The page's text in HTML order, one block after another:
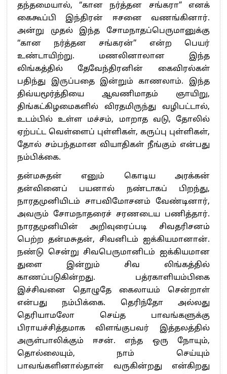
தந்தமையால், “கான நர்த்தன சங்கரா” எனக்
கைகூப்பி இந்திரன் ஈசனை வணங்கினார்.
அன்று முதல் இந்த சோமநாதப்பெருமானுக்கு
‘‘கான நர்த்தன சங்கரன்’’ என்ற பெயர்
உண்டாயிற்று. மணலினாலான இந்த
லிங்கத்தில் தேவேந்திரனின் கைவிரல்கள்
பதிந்து இருப்பதை இன்றும் காணலாம். இந்த
திவ்யமூர்த்தியை ஆவணிமாதம் ஞாயிறு,
திங்கட்கிழமைகளில் விரதமிருந்து வழிபட்டால்,
உடம்பில் உள்ள மச்சம், மாறாத வடு, தோலில்
ஏற்பட்ட வெள்ளைப் புள்ளிகள், கருப்பு புள்ளிகள்,
தோல் சம்பந்தமான வியாதிகள் நீங்கும் என்பது
நம்பிக்கை.
தன்மசுதன் எனும் கொடிய அரக்கன்
தன்வினைப் பயனால் நண்டாகப் பிறந்து,
நாரதமுனியிடம் சாபவிமோசனம் வேண்டினார்,
அவரும் சோமநாதரைச் சரணடைய பணித்தார்.
நாரதமுனியின் அறிவுரைப்படி சிவதரிசனம்
பெற்ற தன்மசுதன், சிவனிடம் ஐக்கியமானான்.
நண்டு சென்று சிவபெருமானிடம் ஐக்கியமான
துளை இன்றும் சிவ லிங்கத்தில்
காணப்படுகின்றது. பத்ரகாளியம்பிகை
இச்சிவனை தொழுதே கைலாயம் சென்றாள்
என்பது நம்பிக்கை. தெரிந்தோ அல்லது
தெரியாமலோ செய்த பாவங்களுக்கு
பிராயச்சித்தமாக விளங்குபவர் இத்தலத்தில்
அருள்பாலிக்கும் ஈசன். எந்த ஒரு நோயும்,
தொல்லையும், நாம் செய்யும்
பாவங்களினால்தான் வருகின்றது என்கிறது